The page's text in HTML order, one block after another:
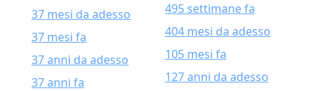
37 mesi da adesso
37 mesi fa
37 anni da adesso
37 anni fa
495 settimane fa
404 mesi da adesso
105 mesi fa
127 anni da adesso